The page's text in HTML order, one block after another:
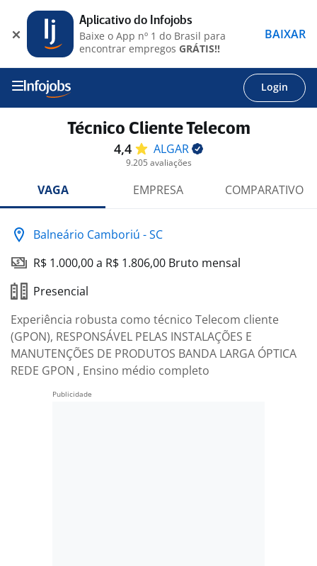
Login
Técnico Cliente Telecom
4,4 ALGAR
9.205 avaliações
VAGA EMPRESA COMPARATIVO
Balneário Camboriú - SC
R$ 1.000,00 a R$ 1.806,00 Bruto mensal
Presencial
Experiência robusta como técnico Telecom cliente
(GPON), RESPONSÁVEL PELAS INSTALAÇÕES E
MANUTENÇÕES DE PRODUTOS BANDA LARGA ÓPTICA
REDE GPON , Ensino médio completo
Aplicativo do Infojobs
Baixe o App nº 1 do Brasil para
encontrar empregos GRÁTIS!!
BAIXAR